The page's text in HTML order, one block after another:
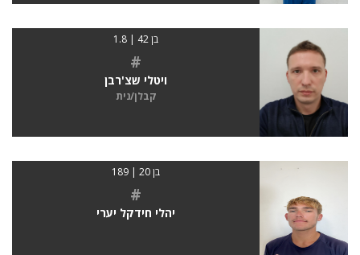
בן 42 | 1.8
#
ויטלי שצ'רבן
קבלן/נית
בן 20 | 189
#
יהלי חידקל יערי